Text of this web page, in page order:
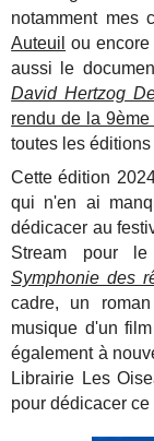
notamment
Auteuil ou
aussi le
David Hertzog
rendu de la 9ème
toutes les
Cette édition
qui n'en ai
dédicacer au
Stream pour
Symphonie des
cadre, un
musique d'un
également à
Librairie Les
pour dédicacer ce